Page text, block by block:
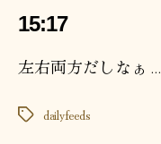
15:17
左右両方だしなぁ…
タ
dailyfeeds